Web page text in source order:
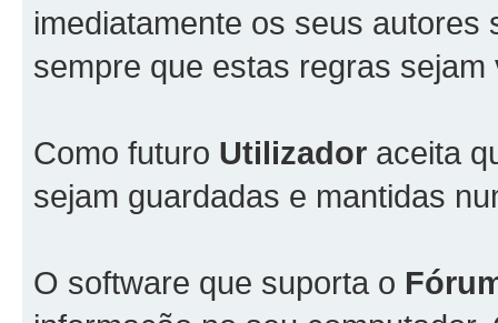
imediatamente os seus
sempre que estas regras sejam
Como futuro Utilizador aceita
sejam guardadas e mantidas
O software que suporta o